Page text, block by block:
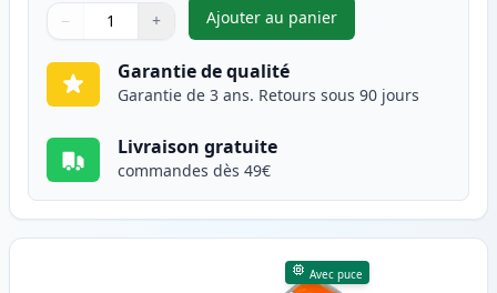
Quantité
Utilisez les boutons pour ajuster
− +
Quantité
Ajouter au panier
,Canon PGI-5BK cartouche
Garantie de qualité
Garantie de 3 ans. Retours sous 90 jours
Livraison gratuite
commandes dès 49€
Avec puce